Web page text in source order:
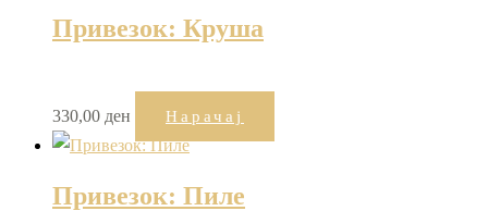
Привезок: Круша
330,00 ден Нарачај
Привезок: Пиле